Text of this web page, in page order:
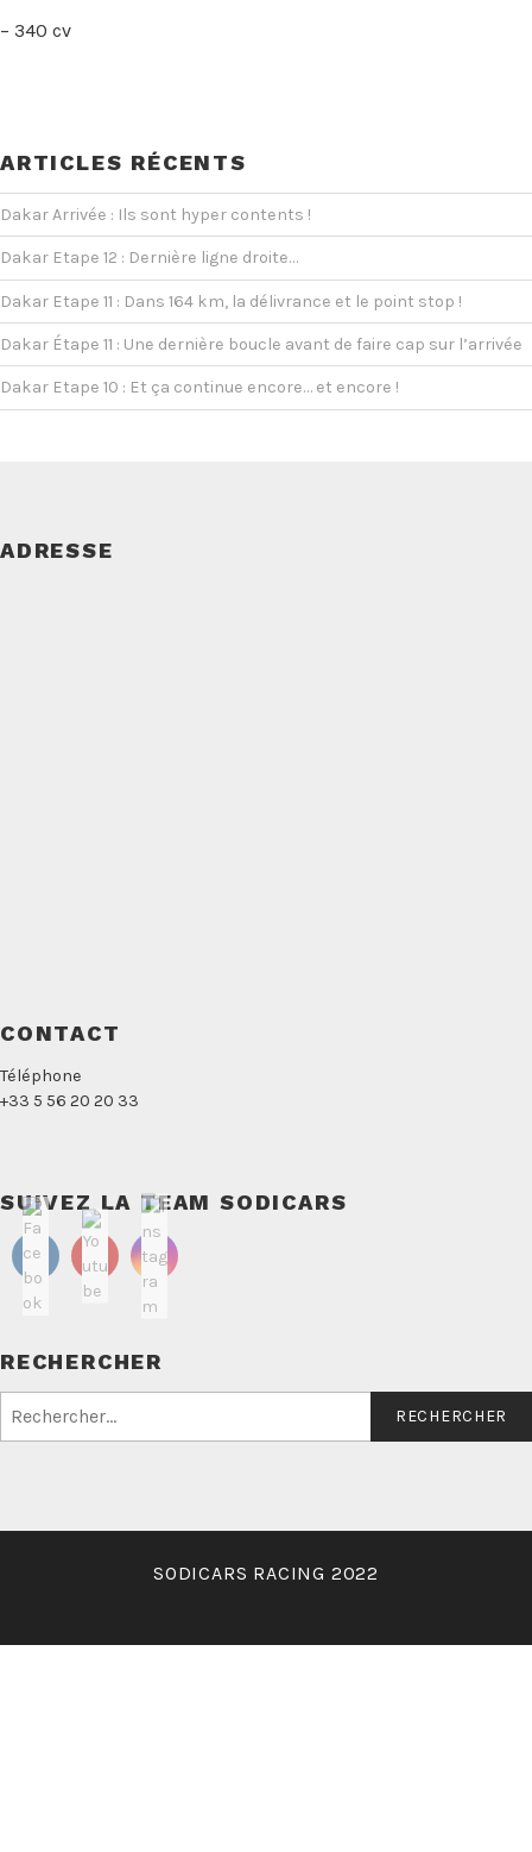
– 340 cv
ARTICLES RÉCENTS
Dakar Arrivée : Ils sont hyper contents !
Dakar Etape 12 : Dernière ligne droite…
Dakar Etape 11 : Dans 164 km, la délivrance et le point stop !
Dakar Étape 11 : Une dernière boucle avant de faire cap sur l’arrivée
Dakar Etape 10 : Et ça continue encore… et encore !
ADRESSE
CONTACT
Téléphone
+33 5 56 20 20 33
SUIVEZ LA TEAM SODICARS
RECHERCHER
SODICARS RACING 2022